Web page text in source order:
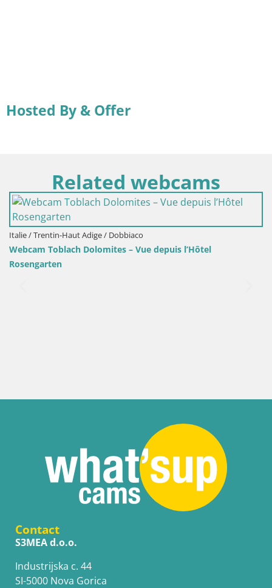
Hosted By & Offer
Related webcams
Contact
S3MEA d.o.o.
Industrijska c. 44
SI-5000 Nova Gorica